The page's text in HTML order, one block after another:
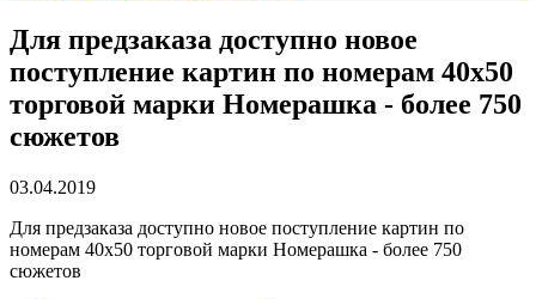
Для предзаказа доступно новое
поступление картин по номерам 40х50
торговой марки Номерашка - более 750
сюжетов
03.04.2019
Для предзаказа доступно новое поступление картин по
номерам 40х50 торговой марки Номерашка - более 750
сюжетов